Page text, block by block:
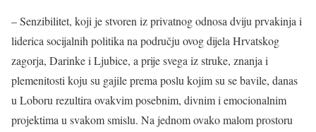
– Senzibilitet, koji je stvoren iz privatnog odnosa dviju prvakinja i
liderica socijalnih politika na području ovog dijela Hrvatskog
zagorja, Darinke i Ljubice, a prije svega iz struke, znanja i
plemenitosti koju su gajile prema poslu kojim su se bavile, danas
u Loboru rezultira ovakvim posebnim, divnim i emocionalnim
projektima u svakom smislu. Na jednom ovako malom prostoru